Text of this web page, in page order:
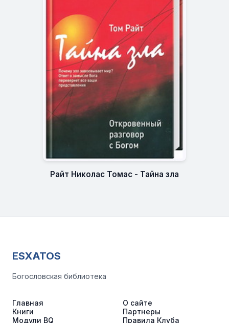
Райт Николас Томас - Тайна зла
ESXATOS
Богословская библиотека
Главная
Книги
Модули BQ
О сайте
Партнеры
Правила Клуба